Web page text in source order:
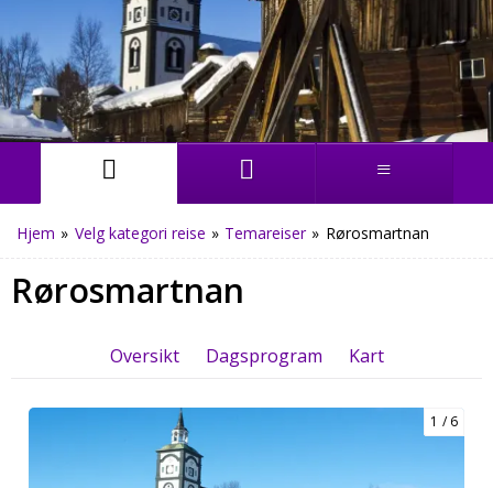
Hjem » Velg kategori reise » Temareiser » Rørosmartnan
Rørosmartnan
Oversikt Dagsprogram Kart
1 6